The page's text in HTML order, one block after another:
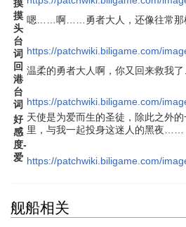
摸
摸
头
台
词
嗯……啊……勇者大人，还像往常那
https://patchwiki.biligame.com/
回
港
台
词
温柔的勇者大人啊，你又回来救我
https://patchwiki.biligame.com/
好
感
度-
爱
天使是为爱而生的圣徒，除此之外
里，与我一起投身这迷人的黑夜……
https://patchwiki.biligame.com/
舰船相关